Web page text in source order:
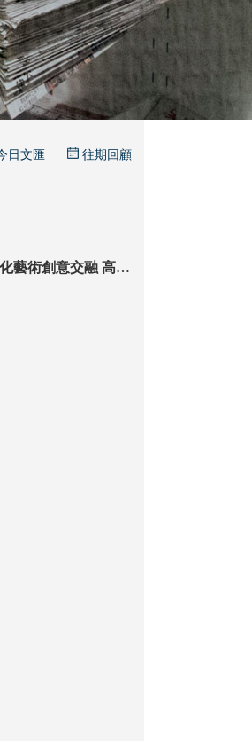
日文匯 往期回顧
術創意交融 高訂